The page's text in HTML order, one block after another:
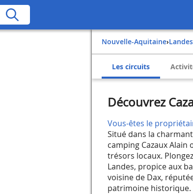
Nouvelle-Aquitaine› Landes
Les circuits
Découvrez
Vous-êtes le
Situé dans la
camping Cazaux
trésors locaux.
Landes, propice aux
voisine de Dax,
patrimoine historique.